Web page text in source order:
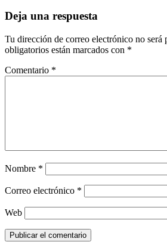
Deja una respuesta
Tu dirección de correo electrónico no será
obligatorios están marcados con *
Comentario *
Nombre *
Correo electrónico *
Web